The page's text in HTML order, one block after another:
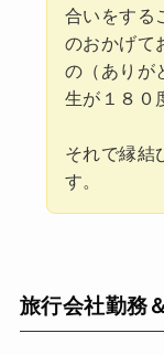
合いをする
のおかげて
の（ありが
生が１８０
それで縁結
す。
旅行会社勤務